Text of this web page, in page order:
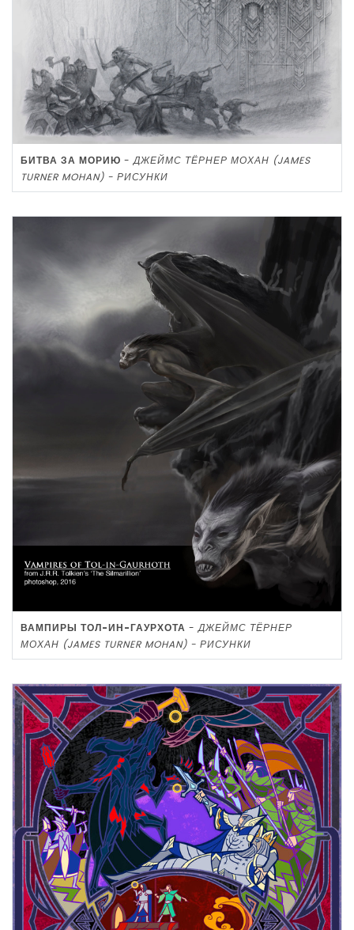
БИТВА ЗА МОРИЮ -ДЖЕЙМС ТЁРНЕР МОХАН (JAMES
TURNER MOHAN) - РИСУНКИ
ВАМПИРЫ ТОЛ-ИН-ГАУРХОТА -ДЖЕЙМС ТЁРНЕР
МОХАН (JAMES TURNER MOHAN) - РИСУНКИ